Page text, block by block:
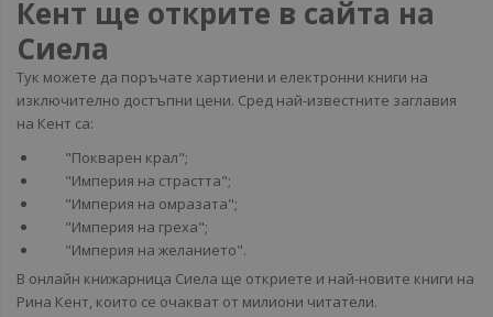
Кент ще открите в сайта на
Сиела
Тук можете да поръчате хартиени и електронни книги на
изключително достъпни цени. Сред най-известните заглавия
на Кент са:
"Покварен крал";
"Империя на страстта";
"Империя на омразата";
"Империя на греха";
"Империя на желанието".
В онлайн книжарница Сиела ще откриете и най-новите книги на
Рина Кент, които се очакват от милиони читатели.